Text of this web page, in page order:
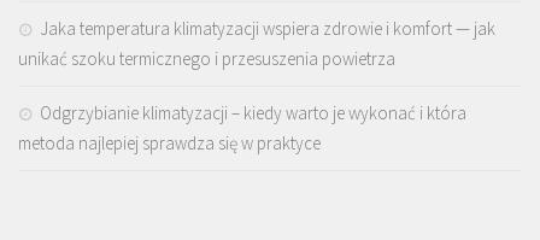
Jaka temperatura klimatyzacji wspiera zdrowie i komfort — jak
unikać szoku termicznego i przesuszenia powietrza
Odgrzybianie klimatyzacji – kiedy warto je wykonać i która
metoda najlepiej sprawdza się w praktyce